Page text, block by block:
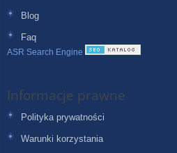
Blog
Faq
ASR Search Engine
Informacje prawne
Polityka prywatności
Warunki korzystania